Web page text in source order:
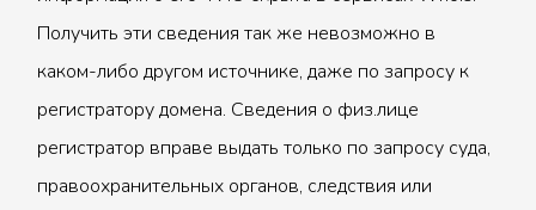
Получить эти сведения так же невозможно в
каком-либо другом источнике, даже по запросу к
регистратору домена. Сведения о физ.лице
регистратор вправе выдать только по запросу суда,
правоохранительных органов, следствия или